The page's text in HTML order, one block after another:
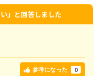
」と回答しました
参考になった 0